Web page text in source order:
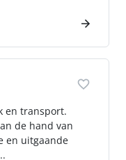
en transport.
de hand van
en uitgaande